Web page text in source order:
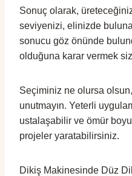
Sonuç olarak,
seviyenizi, elinizde
sonucu göz önünde
olduğuna karar vermek
Seçiminiz ne olursa
unutmayın. Yeterli
ustalaşabilir ve ömür
projeler yaratabilirsiniz.
Dikiş Makinesinde Düz